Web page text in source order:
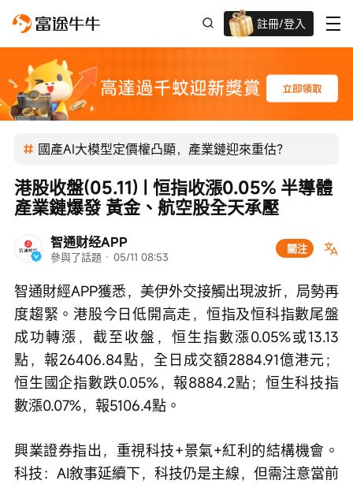
註冊/登入
國產AI大模型定價權凸顯，產業鏈迎來重估？
智通财经APP
參與了話題 · 05/11 08:53
關注
港股收盤(05.11) | 恒指收漲0.05% 半導體
產業鏈爆發 黃金、航空股全天承壓
智通財經APP獲悉，美伊外交接觸出現波折，局勢再
度趨緊。港股今日低開高走，恒指及恒科指數尾盤
成功轉漲，截至收盤，恒生指數漲0.05%或13.13
點，報26406.84點，全日成交額2884.91億港元；
恒生國企指數跌0.05%，報8884.2點；恒生科技指
數漲0.07%，報5106.4點。
興業證券指出，重視科技+景氣+紅利的結構機會。
科技：AI敘事延續下，科技仍是主線，但需注意當前